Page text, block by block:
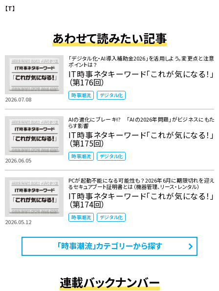
【T】
あわせて読みたい記事
2026.07.08
「デジタル化・AI導入補助金2026」を活用しよう。変更点と注意
ポイントは？
IT時事ネタキーワード「これが気になる！」
（第176回）
時事潮流 デジタル化
2026.06.05
AIの進化にブレーキ!? 「AIの2026年問題」がビジネスにもた
らす影響
IT時事ネタキーワード「これが気になる！」
（第175回）
時事潮流 デジタル化
2026.05.12
PCが起動不能になる可能性も？ 2026年6月に期限切れを迎え
るセキュアブート証明書とは（機器管理、リース・レンタル）
IT時事ネタキーワード「これが気になる！」
（第174回）
時事潮流 デジタル化
「時事潮流」カテゴリーから探す
連載バックナンバー